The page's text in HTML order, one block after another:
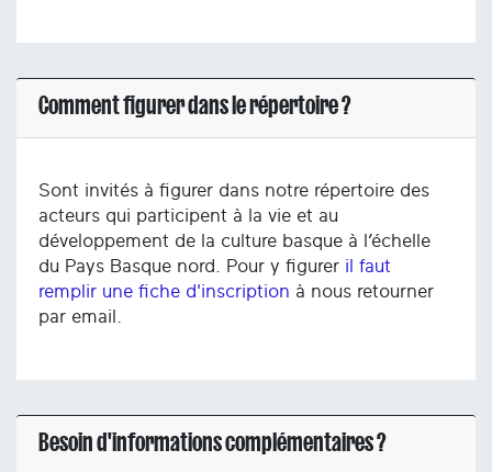
Comment figurer dans le répertoire ?
Sont invités à figurer dans notre répertoire des
acteurs qui participent à la vie et au
développement de la culture basque à l’échelle
du Pays Basque nord. Pour y figurer il faut
remplir une fiche d'inscription à nous retourner
par email.
Besoin d'informations complémentaires ?